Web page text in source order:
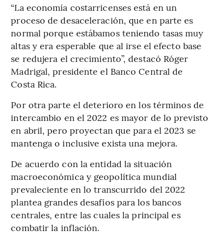
“La economía costarricenses está en un
proceso de desaceleración, que en parte es
normal porque estábamos teniendo tasas muy
altas y era esperable que al irse el efecto base
se redujera el crecimiento”, destacó Róger
Madrigal, presidente el Banco Central de
Costa Rica.
Por otra parte el deterioro en los términos de
intercambio en el 2022 es mayor de lo previsto
en abril, pero proyectan que para el 2023 se
mantenga o inclusive exista una mejora.
De acuerdo con la entidad la situación
macroeconómica y geopolítica mundial
prevaleciente en lo transcurrido del 2022
plantea grandes desafíos para los bancos
centrales, entre las cuales la principal es
combatir la inflación.